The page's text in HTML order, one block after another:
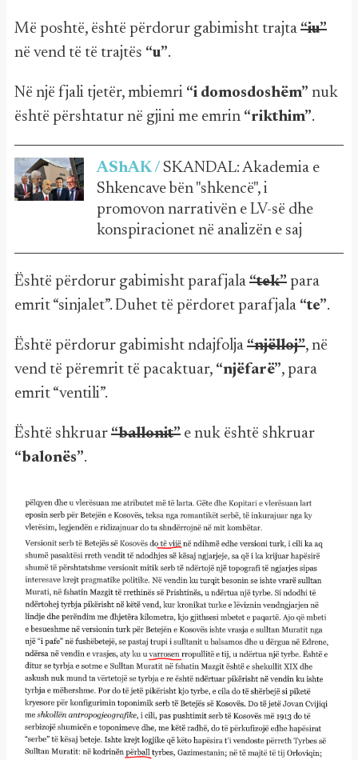
Më poshtë, është përdorur gabimisht trajta “iu”
në vend të të trajtës “u”.
Në një fjali tjetër, mbiemri “i domosdoshëm” nuk
është përshtatur në gjini me emrin “rikthim”.
AShAK / SKANDAL: Akademia e
Shkencave bën "shkencë", i
promovon narrativën e LV-së dhe
konspiracionet në analizën e saj
Është përdorur gabimisht parafjala “tek” para
emrit “sinjalet”. Duhet të përdoret parafjala “te”.
Është përdorur gabimisht ndajfolja “njëlloj”, në
vend të përemrit të pacaktuar, “njëfarë”, para
emrit “ventili”.
Është shkruar “ballonit” e nuk është shkruar
“balonës”.